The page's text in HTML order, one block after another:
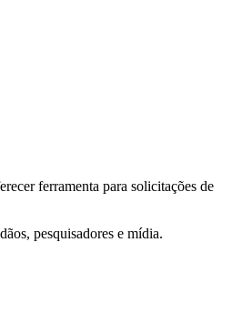
ferramenta para solicitações de
pesquisadores e mídia.